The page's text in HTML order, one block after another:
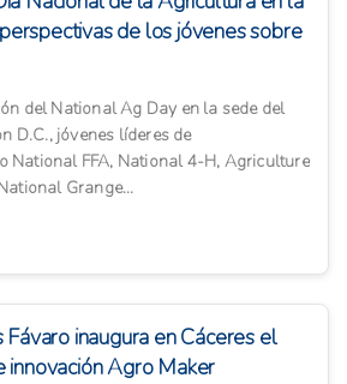
de los jóvenes sobre
del National Ag Day en la sede del
D.C., jóvenes líderes de
National FFA, National 4-H, Agriculture
Grange...
inaugura en Cáceres el
innovación Agro Maker